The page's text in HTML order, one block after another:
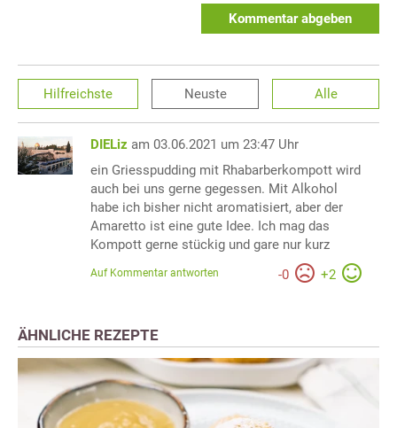
Kommentar abgeben
Hilfreichste Neuste Alle
DIELiz am 03.06.2021 um 23:47 Uhr
ein Griesspudding mit Rhabarberkompott wird
auch bei uns gerne gegessen. Mit Alkohol
habe ich bisher nicht aromatisiert, aber der
Amaretto ist eine gute Idee. Ich mag das
Kompott gerne stückig und gare nur kurz
-0 +2
Auf Kommentar antworten
ÄHNLICHE REZEPTE